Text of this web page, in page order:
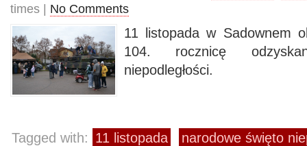
times | No Comments
11 listopada w Sadownem
104. rocznicę
niepodległości.
Tagged with: 11 listopada narodowe święto